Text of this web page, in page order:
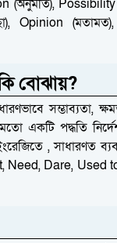
Possibility
Opinion
বোঝায়?
সম্ভাব্যতা,
একটি পদ্ধতি
ইংরেজিতে ,
Dare, Used